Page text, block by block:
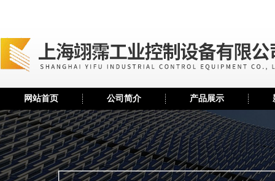
网站首页 公司简介 产品展示